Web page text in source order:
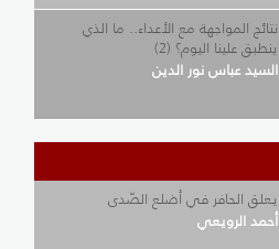
نتائج المواجهة مع الأعداء.. ما الذي
ينطبق علينا اليوم؟ (2)
السيد عباس نور الدين
يعلق الحافر في أضلع الصّدى
أحمد الرويعي